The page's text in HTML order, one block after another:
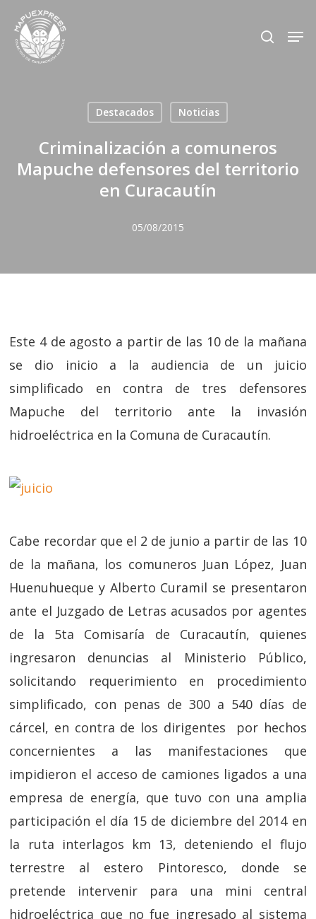
main
search
Destacados Noticias
Criminalización a comuneros
Mapuche defensores del territorio
en Curacautín
05/08/2015
Este 4 de agosto a partir de las 10 de la mañana
se dio inicio a la audiencia de un juicio
simplificado en contra de tres defensores
Mapuche del territorio ante la invasión
hidroeléctrica en la Comuna de Curacautín.
Cabe recordar que el 2 de junio a partir de las 10
de la mañana, los comuneros Juan López, Juan
Huenuhueque y Alberto Curamil se presentaron
ante el Juzgado de Letras acusados por agentes
de la 5ta Comisaría de Curacautín, quienes
ingresaron denuncias al Ministerio Público,
solicitando requerimiento en procedimiento
simplificado, con penas de 300 a 540 días de
cárcel, en contra de los dirigentes por hechos
concernientes a las manifestaciones que
impidieron el acceso de camiones ligados a una
empresa de energía, que tuvo con una amplia
participación el día 15 de diciembre del 2014 en
la ruta interlagos km 13, deteniendo el flujo
terrestre al estero Pintoresco, donde se
pretende intervenir para una mini central
hidroeléctrica que no fue ingresado al sistema
Close